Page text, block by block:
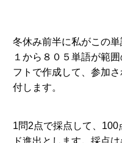
冬休み前半に私がこの単
１から８０５単語が範
フトで作成して、参加
付します。
1問2点で採点して、